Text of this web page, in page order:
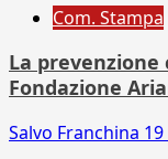
Com. Stampa
La
Fondazione
Salvo Franchina